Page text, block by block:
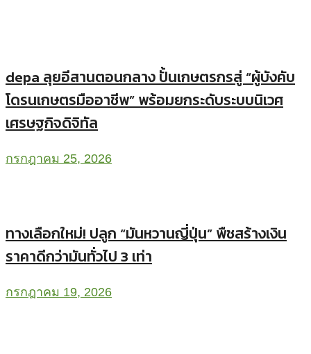
depa ลุยอีสานตอนกลาง ปั้นเกษตรกรสู่ “ผู้บังคับ
โดรนเกษตรมืออาชีพ” พร้อมยกระดับระบบนิเวศ
เศรษฐกิจดิจิทัล
กรกฎาคม 25, 2026
ทางเลือกใหม่! ปลูก “มันหวานญี่ปุ่น” พืชสร้างเงิน
ราคาดีกว่ามันทั่วไป 3 เท่า
กรกฎาคม 19, 2026